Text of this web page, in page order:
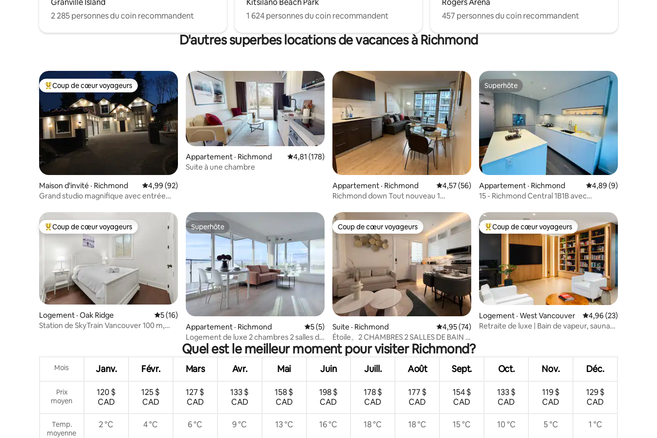
Granville Island
2 285 personnes du coin recommandent
Kitsilano Beach Park
1 624 personnes du coin recommandent
Rogers Arena
457 personnes du coin recommandent
D'autres superbes locations de vacances à Richmond
Coup de cœur voyageurs parmi les plus aimés
Coup de cœur voyageurs
Maison d'invité · Richmond Note moyenne de 4,99 sur 5, 92 commentaires
4,99 (92)
Grand studio magnifique avec entrée
Appartement · Richmond Note moyenne de 4,81 sur 5, 178 commentaires
4,81 (178)
Suite à une chambre
Appartement · Richmond
Note moyenne de 4,57 sur 5, 56 commentaires
4,57 (56)
Richmond down Tout nouveau 1
Superhôte
Superhôte
Appartement · Richmond Note moyenne de
4,89 (9)
15 - Richmond Central 1B1B avec
Coup de cœur voyageurs parmi les plus aimés
Coup de cœur voyageurs
Logement · Oak Ridge Note moyenne de 5 sur 5, 16 commentaires
5 (16)
Station de SkyTrain Vancouver 100 m,
commerciaux, restaurants et
supermarchés, rue intérieure calme, une
Superhôte
Superhôte
Appartement · Richmond Note moyenne de 5 sur 5, 5 commentaires
5 (5)
Logement de luxe 2 chambres 2 salles de
bain | Richmond Centre | Stationnement
Coup de cœur voyageurs
Coup de cœur voyageurs
Suite · Richmond Note moyenne de 4,95 sur 5, 74 commentaires
4,95 (74)
Étoile。2 CHAMBRES 2 SALLES DE BAIN •
10 % de réduction pour les clients qui
reviennent
Coup de cœur voyageurs parmi les plus aimés
Coup de cœur voyageurs
Logement · West Vancouver Note moyenne de
4,96 (23)
Retraite de luxe | Bain de vapeur, sauna
Quel est le meilleur moment pour visiter Richmond?
Mois Janv. Févr. Mars Avr. Mai Juin Juill. Août Sept. Oct. Nov. Déc.
Prix
moyen
120 $
CAD
125 $
CAD
127 $
CAD
133 $
CAD
158 $
CAD
198 $
CAD
178 $
CAD
177 $
CAD
154 $
CAD
133 $
CAD
119 $
CAD
129 $
CAD
Temp.
moyenne
2 °C 4 °C 6 °C 9 °C 13 °C 16 °C 18 °C 18 °C 15 °C 10 °C 5 °C 1 °C